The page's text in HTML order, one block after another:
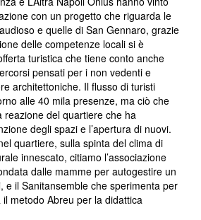
con un progetto che riguarda le
e quelle di San Gennaro, grazie
delle competenze locali si è
turistica che tiene conto anche
pensati per i non vedenti e
architettoniche. Il flusso di turisti
alle 40 mila presenze, ma ciò che
reazione del quartiere che ha
degli spazi e l’apertura di nuovi.
quartiere, sulla spinta del clima di
innescato, citiamo l’associazione
dalle mamme per autogestire un
e il Sanitansemble che sperimenta per
metodo Abreu per la didattica